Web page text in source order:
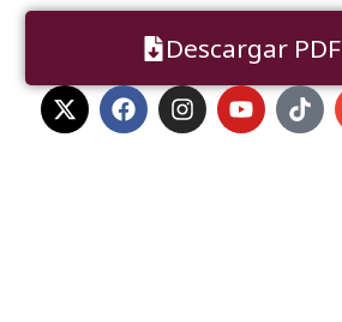
Descargar PDF